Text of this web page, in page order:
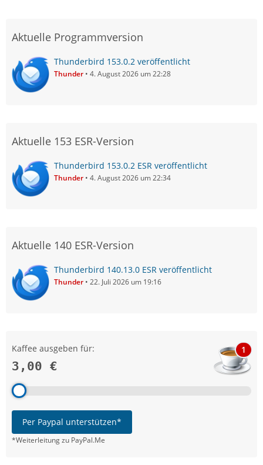
Aktuelle Programmversion
Thunderbird 153.0.2 veröffentlicht
Thunder 4. August 2026 um 22:28
Aktuelle 153 ESR-Version
Thunderbird 153.0.2 ESR veröffentlicht
Thunder 4. August 2026 um 22:34
Aktuelle 140 ESR-Version
Thunderbird 140.13.0 ESR veröffentlicht
Thunder 22. Juli 2026 um 19:16
Kaffee ausgeben für:
3,00 €
1
Per Paypal unterstützen*
*Weiterleitung zu PayPal.Me